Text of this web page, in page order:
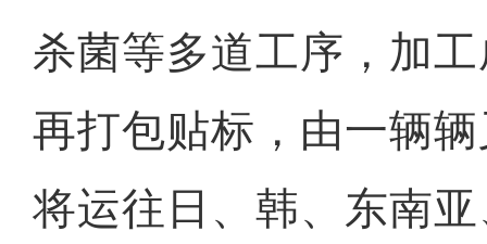
杀菌等多道工序，加
再打包贴标，由一辆
将运往日、韩、东南